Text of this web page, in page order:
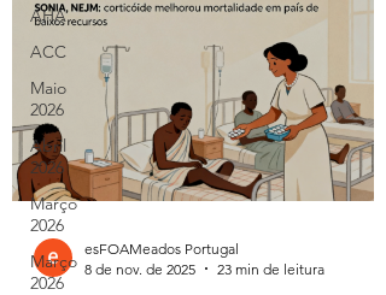
AHA
ACC
Maio
2026
Abril
2026
Março
2026
Março
2026
esFOAMeados Portugal
8 de nov. de 2025
23 min de leitura